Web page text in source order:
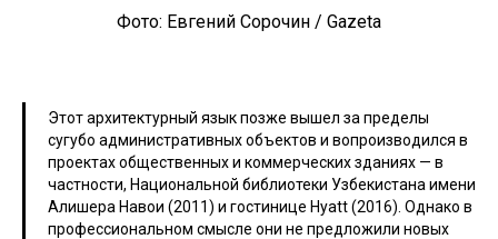
Фото: Евгений Сорочин / Gazeta
Этот архитектурный язык позже вышел за пределы
сугубо административных объектов и вопроизводился в
проектах общественных и коммерческих зданиях — в
частности, Национальной библиотеки Узбекистана имени
Алишера Навои (2011) и гостинице Hyatt (2016). Однако в
профессиональном смысле они не предложили новых